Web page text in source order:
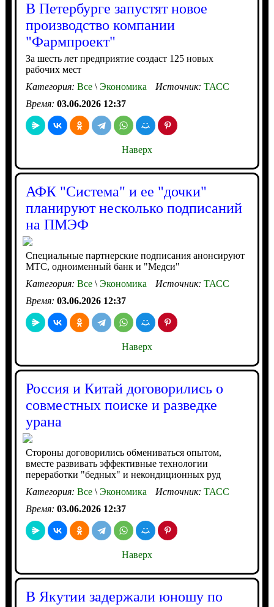
В Петербурге запустят новое
производство компании
"Фармпроект"
За шесть лет предприятие создаст 125 новых
рабочих мест
Категория: Все\Экономика Источник: ТАСС
Время: 03.06.2026 12:37
Наверх
АФК "Система" и ее "дочки"
планируют несколько подписаний
на ПМЭФ
Специальные партнерские подписания анонсируют
МТС, одноименный банк и "Медси"
Категория: Все\Экономика Источник: ТАСС
Время: 03.06.2026 12:37
Наверх
Россия и Китай договорились о
совместных поиске и разведке
урана
Стороны договорились обмениваться опытом,
вместе развивать эффективные технологии
переработки "бедных" и некондиционных руд
Категория: Все\Экономика Источник: ТАСС
Время: 03.06.2026 12:37
Наверх
В Якутии задержали юношу по